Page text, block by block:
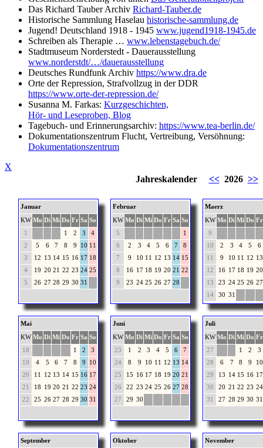
Das Richard Tauber Archiv Richard-Tauber.de
Historische Sammlung Haselau historische-sammlung.de
Jugend! Deutschland 1918 - 1945 www.jugend1918-1945.de
Schreiben als Therapie … www.lebenstagebuch.de/
Stadtmuseum Norderstedt - Dauerausstellung
www.norderstdt/…/dauerausstellung
Deutsches Rundfunk Archiv https://www.dra.de
Orte der Repression, Strafvollzug in der DDR
https://www.orte-der-repression.de/
Susanna M. Farkas: Kurzgeschichten,
Hör- und Leseproben, Blog
Tagebuch- und Erinnerungsarchiv: https://www.tea-berlin.de/
Dokumentationszentrum Flucht, Vertreibung, Versöhnung:
Dokumentationszentrum
X
Jahreskalender <<2026 >>
Januar
KW Mo Di Mi Do Fr Sa So
1
1 2 3
4
2
5 6 7 8 9 10 11
3
12 13 14 15 16 17 18
4
19 20 21 22 23 24 25
5
26 27 28 29 30 31
Februar
KW Mo Di Mi Do Fr Sa So
5
1
6
2 3 4 5 6 7
8
7
9 10 11 12 13 14 15
8
16 17 18 19 20 21 22
9
23 24 25 26 27 28
Maerz
KW Mo Di Mi Do Fr
9
10
2 3 4 5
6
11
9 10 11 12 13
12
16 17 18 19 20
13
23 24 25 26 27
14
30 31
Mai
KW Mo Di Mi Do Fr Sa So
18
1 2
3
19
4 5 6 7 8 9
10
20
11 12 13 14 15 16 17
21
18 19 20 21 22 23 24
22
25 26 27 28 29 30 31
Juni
KW Mo Di Mi Do Fr Sa So
23
1 2 3 4 5 6
7
24
8 9 10 11 12 13 14
25
15 16 17 18 19 20 21
26
22 23 24 25 26 27 28
27
29 30
Juli
KW Mo Di Mi Do Fr
27
1 2
3
28
6 7 8 9
10
29
13 14 15 16 17
30
20 21 22 23 24
31
27 28 29 30 31
September Oktober November